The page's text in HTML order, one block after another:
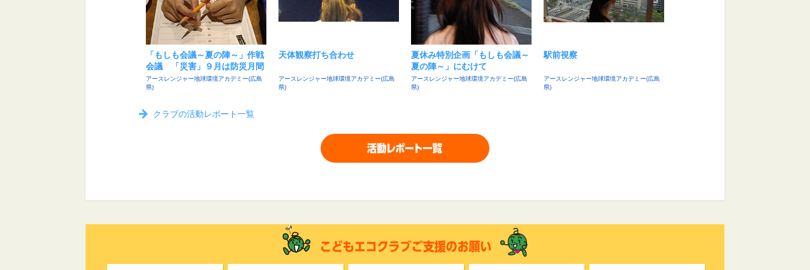
「もしも会議～夏の陣～」作戦
会議 「災害」９月は防災月間
アースレンジャー地球環境アカデミー(広島
県)
天体観察打ち合わせ
アースレンジャー地球環境アカデミー(広島
県)
夏休み特別企画「もしも会議～
夏の陣～」にむけて
アースレンジャー地球環境アカデミー(広島
県)
駅前視察
アースレンジャー地球環境アカデミー(広島
県)
クラブの活動レポート一覧